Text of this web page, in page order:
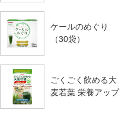
ケールのめぐり
（30袋）
ごくごく飲める大
麦若葉 栄養アップ